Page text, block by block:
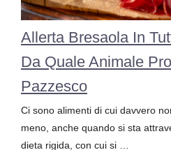
Allerta Bresaola In
Da Quale Animale
Pazzesco
Ci sono alimenti di cui davvero
meno, anche quando si sta
dieta rigida, con cui si …